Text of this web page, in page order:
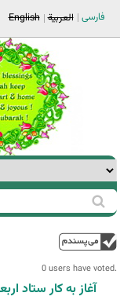
فارسی العربية English
0 users have voted.
آغاز به کار ستاد